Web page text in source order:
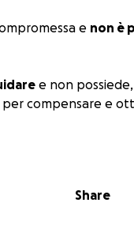
e non è
e non possiede,
compensare e
da un paio d'anni, a
Share